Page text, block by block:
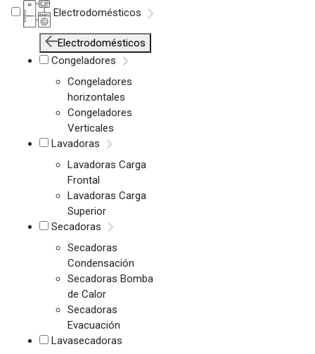
Electrodomésticos
Electrodomésticos
Congeladores
Congeladores
horizontales
Congeladores
Verticales
Lavadoras
Lavadoras Carga
Frontal
Lavadoras Carga
Superior
Secadoras
Secadoras
Condensación
Secadoras Bomba
de Calor
Secadoras
Evacuación
Lavasecadoras